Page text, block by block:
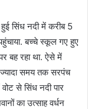
सिंध नदी में करीब 5
बच्चे स्कूल गए हुए
बह रहा था. ऐसे में
समय तक सरपंच
से सिंध नदी पार
का उत्साह वर्धन